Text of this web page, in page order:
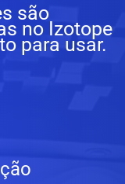
são
no Izotope
para usar.